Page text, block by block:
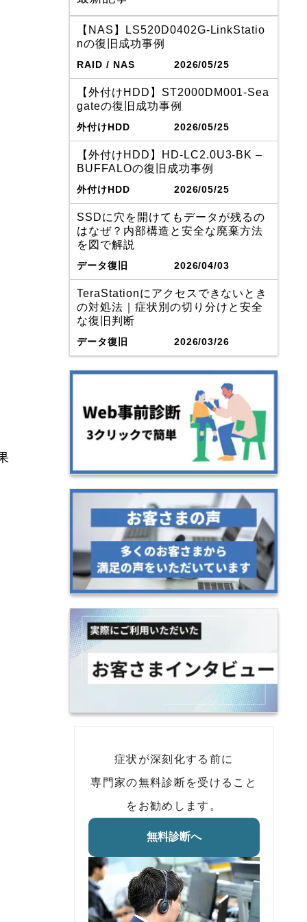
【NAS】LS520D0402G-LinkStatio
nの復旧成功事例
RAID / NAS 2026/05/25
【外付けHDD】ST2000DM001-Sea
gateの復旧成功事例
外付けHDD 2026/05/25
【外付けHDD】HD-LC2.0U3-BK –
BUFFALOの復旧成功事例
外付けHDD 2026/05/25
SSDに穴を開けてもデータが残るの
はなぜ？内部構造と安全な廃棄方法
を図で解説
データ復旧 2026/04/03
TeraStationにアクセスできないとき
の対処法｜症状別の切り分けと安全
な復旧判断
データ復旧 2026/03/26
症状が深刻化する前に
専門家の無料診断を受けること
をお勧めします。
無料診断へ